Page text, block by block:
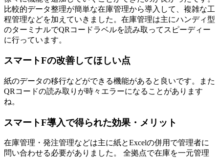
比較的データ整理が簡単な在庫管理から導入して、複雑な工
程管理などを加えていきました。在庫管理は主にハンディ型
のターミナルでQRコードラベルを読み取ってスピーディー
に行っています。
スマートFの改善してほしい点
紙のデータの移行などができる機能があると良いです。また
QRコードの読み取りが時々エラーになることがあります
ね。
スマートF導入で得られた効果・メリット
在庫管理・発注管理などは主に紙とExcelの併用で管理者に
問い合わせる必要がありました。 全拠点で在庫を一元管理